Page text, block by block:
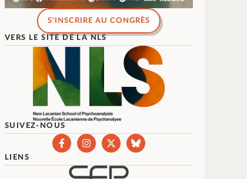
S'INSCRIRE AU CONGRÈS
VERS LE SITE DE LA NLS
SUIVEZ-NOUS
LIENS